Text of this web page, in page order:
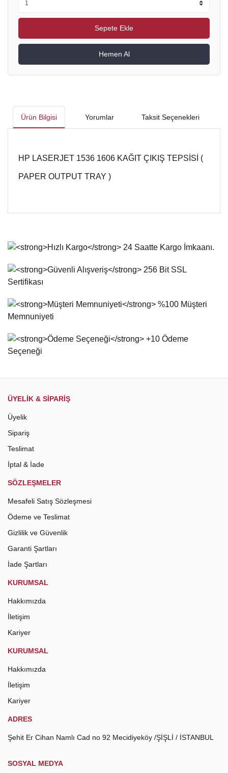
Sepete Ekle
Hemen Al
Ürün Bilgisi Yorumlar Taksit Seçenekleri
HP LASERJET 1536 1606 KAĞIT ÇIKIŞ TEPSİSİ (
PAPER OUTPUT TRAY )
Bu ürünün fiyat bilgisi, resim, ürün açıklamalarında ve diğer
Görüş ve önerileriniz için teşekkür ederiz.
Ürün resmi kalitesiz, bozuk veya görüntülenemiyor.
Ürün açıklamasında eksik bilgiler bulunuyor.
Ürün fiyatı diğer sitelerden daha pahalı.
ÜYELİK & SİPARİŞ
Üyelik
Sipariş
Teslimat
İptal & İade
SÖZLEŞMELER
Mesafeli Satış Sözleşmesi
Ödeme ve Teslimat
Gizlilik ve Güvenlik
Garanti Şartları
İade Şartları
KURUMSAL
Hakkımızda
İletişim
Kariyer
KURUMSAL
Hakkımızda
İletişim
Kariyer
ADRES
Şehit Er Cihan Namlı Cad no 92 Mecidiyeköy /ŞİŞLİ / İSTANBUL
SOSYAL MEDYA